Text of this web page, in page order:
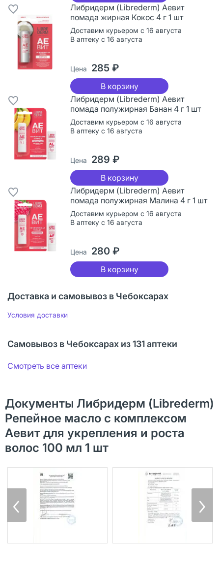
Либридерм (Librederm) Аевит
помада жирная Кокос 4 г 1 шт
Доставим курьером с 16 августа
В аптеку с 16 августа
Цена 285 ₽
В корзину
Либридерм (Librederm) Аевит
помада полужирная Банан 4 г 1 шт
Доставим курьером с 16 августа
В аптеку с 16 августа
Цена 289 ₽
В корзину
Либридерм (Librederm) Аевит
помада полужирная Малина 4 г 1 шт
Доставим курьером с 16 августа
В аптеку с 16 августа
Цена 280 ₽
В корзину
Доставка и самовывоз в Чебоксарах
Условия доставки
Самовывоз в Чебоксарах из 131 аптеки
Смотреть все аптеки
Документы Либридерм (Librederm)
Репейное масло с комплексом
Аевит для укрепления и роста
волос 100 мл 1 шт